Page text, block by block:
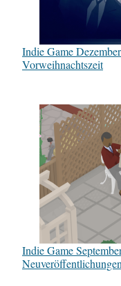
Indie Game
Vorweihnachtszeit
Indie Game